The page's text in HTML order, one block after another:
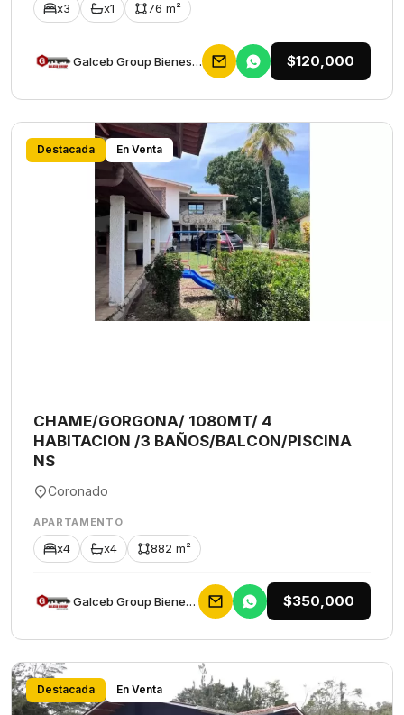
x3 x1 76 m²
Galceb Group Bienes Raices $120,000
Destacada En Venta
CHAME/GORGONA/ 1080MT/ 4
HABITACION /3 BAÑOS/BALCON/PISCINA
NS
Coronado
APARTAMENTO
x4 x4 882 m²
Galceb Group Bienes Raices $350,000
Destacada En Venta